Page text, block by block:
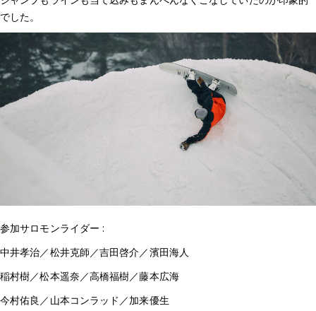
でした。
参加サロモンライダー :
中井孝治／松井克師／吉田啓介／濱田海人
稲村樹／松本遥奈／高橋福樹／藤本広海
今村佑良／山本コンラッド／加来優生